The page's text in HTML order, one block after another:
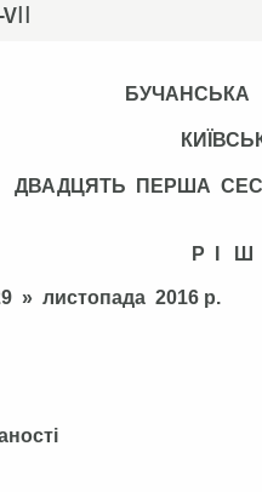
ДВАДЦЯТЬ ПЕРША
Р І
» листопада